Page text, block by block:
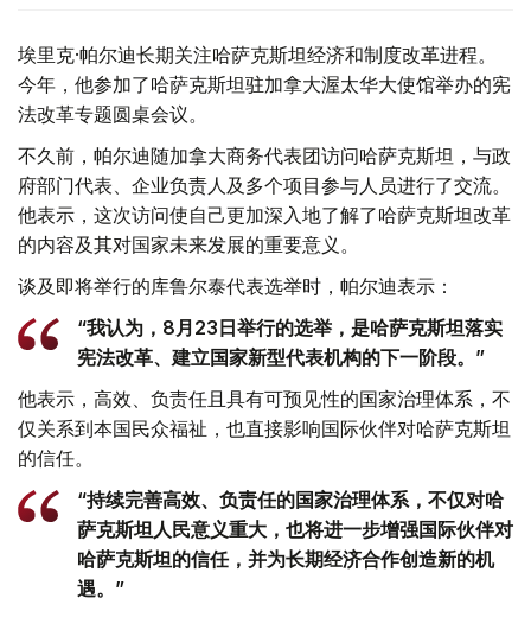
埃里克·帕尔迪长期关注哈萨克斯坦经济和制度改革进程。
今年，他参加了哈萨克斯坦驻加拿大渥太华大使馆举办的宪
法改革专题圆桌会议。
不久前，帕尔迪随加拿大商务代表团访问哈萨克斯坦，与政
府部门代表、企业负责人及多个项目参与人员进行了交流。
他表示，这次访问使自己更加深入地了解了哈萨克斯坦改革
的内容及其对国家未来发展的重要意义。
谈及即将举行的库鲁尔泰代表选举时，帕尔迪表示：
“我认为，8月23日举行的选举，是哈萨克斯坦落实
宪法改革、建立国家新型代表机构的下一阶段。”
他表示，高效、负责任且具有可预见性的国家治理体系，不
仅关系到本国民众福祉，也直接影响国际伙伴对哈萨克斯坦
的信任。
“持续完善高效、负责任的国家治理体系，不仅对哈
萨克斯坦人民意义重大，也将进一步增强国际伙伴对
哈萨克斯坦的信任，并为长期经济合作创造新的机
遇。”